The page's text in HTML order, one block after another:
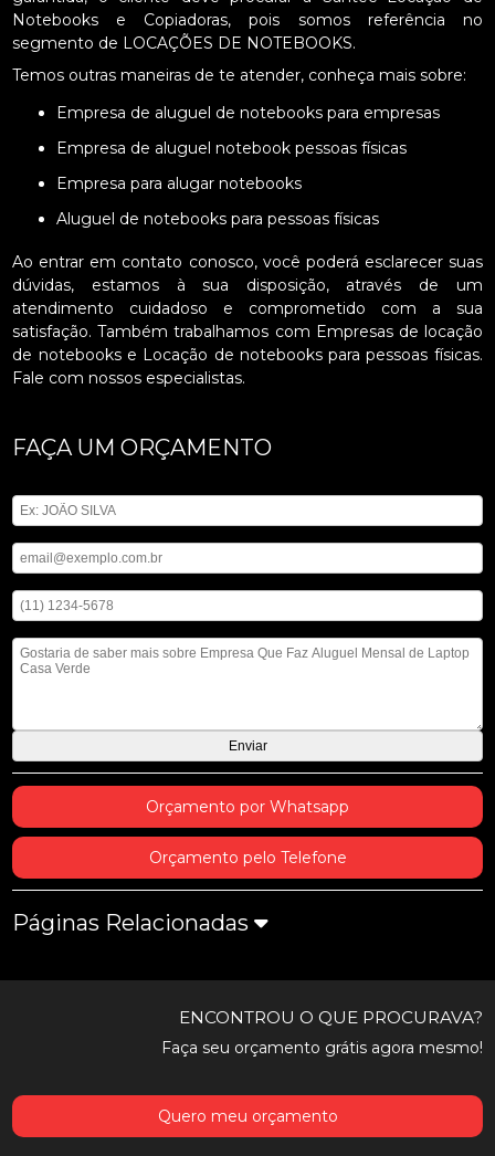
Notebooks e Copiadoras, pois somos referência no
segmento de LOCAÇÕES DE NOTEBOOKS.
Temos outras maneiras de te atender, conheça mais sobre:
Empresa de aluguel de notebooks para empresas
Empresa de aluguel notebook pessoas físicas
Empresa para alugar notebooks
Aluguel de notebooks para pessoas físicas
Ao entrar em contato conosco, você poderá esclarecer suas
dúvidas, estamos à sua disposição, através de um
atendimento cuidadoso e comprometido com a sua
satisfação. Também trabalhamos com Empresas de locação
de notebooks e Locação de notebooks para pessoas físicas.
Fale com nossos especialistas.
FAÇA UM ORÇAMENTO
Orçamento por Whatsapp
Orçamento pelo Telefone
Páginas Relacionadas
ENCONTROU O QUE PROCURAVA?
Faça seu orçamento grátis agora mesmo!
Quero meu orçamento